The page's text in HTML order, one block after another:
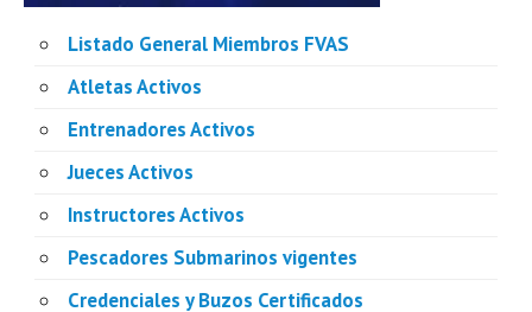
Listado General Miembros FVAS
Atletas Activos
Entrenadores Activos
Jueces Activos
Instructores Activos
Pescadores Submarinos vigentes
Credenciales y Buzos Certificados